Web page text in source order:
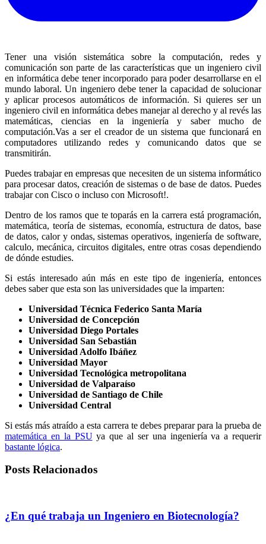
Tener una visión sistemática sobre la computación, redes y
comunicación son parte de las características que un ingeniero civil
en informática debe tener incorporado para poder desarrollarse en el
mundo laboral. Un ingeniero debe tener la capacidad de solucionar
y aplicar procesos automáticos de información. Si quieres ser un
ingeniero civil en informática debes manejar al derecho y al revés las
matemáticas, ciencias en la ingeniería y saber mucho de
computación.Vas a ser el creador de un sistema que funcionará en
computadores utilizando redes y comunicando datos que se
transmitirán.
Puedes trabajar en empresas que necesiten de un sistema informático
para procesar datos, creación de sistemas o de base de datos. Puedes
trabajar con Cisco o incluso con Microsoft!.
Dentro de los ramos que te toparás en la carrera está programación,
matemática, teoría de sistemas, economía, estructura de datos, base
de datos, calor y ondas, sistemas operativos, ingeniería de software,
calculo, mecánica, circuitos digitales, entre otras cosas dependiendo
de dónde estudies.
Si estás interesado aún más en este tipo de ingeniería, entonces
debes saber que esta son las universidades que la imparten:
Universidad Técnica Federico Santa María
Universidad de Concepción
Universidad Diego Portales
Universidad San Sebastián
Universidad Adolfo Ibáñez
Universidad Mayor
Universidad Tecnológica metropolitana
Universidad de Valparaíso
Universidad de Santiago de Chile
Universidad Central
Si estás más atraído a esta carrera te debes preparar para la prueba de
matemática en la PSUya que al ser una ingeniería va a requerir
bastante lógica.
Posts Relacionados
¿En qué trabaja un Ingeniero en Biotecnología?